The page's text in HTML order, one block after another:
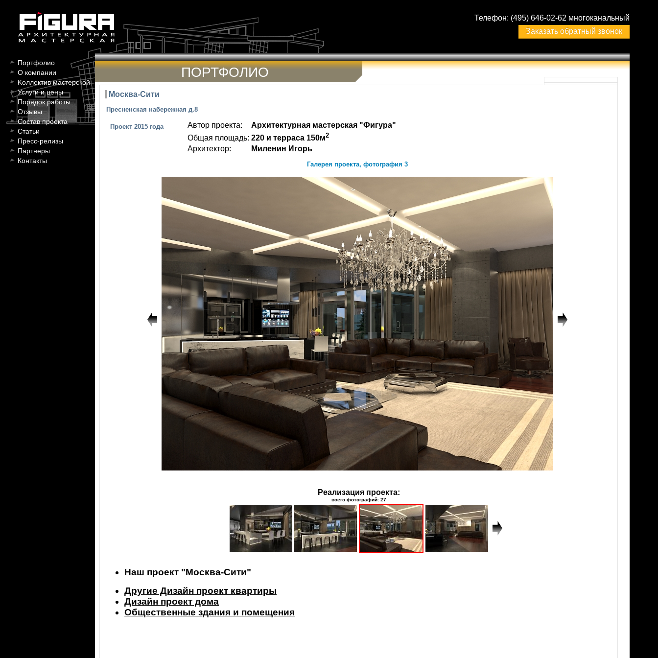
Портфолио
О компании
Kоллектив мастерской
Услуги и цены
Порядок работы
Отзывы
Состав проекта
Статьи
Пресс-релизы
Партнеры
Контакты
Телефон: (495) 646-02-62 многоканальный
Заказать обратный звонок
ПОРТФОЛИО
Москва-Сити
Пресненская набережная д.8
Проект 2015 года Автор проекта:
Архитектурная мастерская "Фигура"
Общая площадь: 220 и терраса 150м2
Архитектор: Миленин Игорь
Галерея проекта, фотография 3
Реализация проекта:
всего фотографий: 27
Наш проект "Москва-Сити"
Другие Дизайн проект квартиры
Дизайн проект дома
Общественные здания и помещения